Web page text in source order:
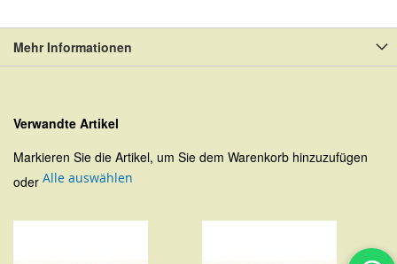
Mehr Informationen
Verwandte Artikel
Markieren Sie die Artikel, um Sie dem Warenkorb hinzuzufügen
oder Alle auswählen